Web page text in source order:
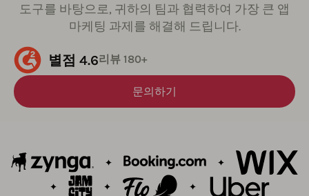
도구를 바탕으로, 귀하의 팀과 협력하여 가장 큰 앱
마케팅 과제를 해결해 드립니다.
별점 4.6리뷰 180+
문의하기